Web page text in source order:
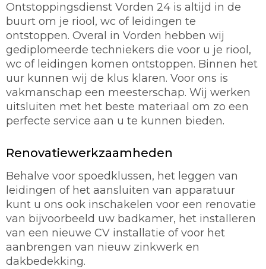
Ontstoppingsdienst Vorden 24 is altijd in de
buurt om je riool, wc of leidingen te
ontstoppen. Overal in Vorden hebben wij
gediplomeerde techniekers die voor u je riool,
wc of leidingen komen ontstoppen. Binnen het
uur kunnen wij de klus klaren. Voor ons is
vakmanschap een meesterschap. Wij werken
uitsluiten met het beste materiaal om zo een
perfecte service aan u te kunnen bieden.
Renovatiewerkzaamheden
Behalve voor spoedklussen, het leggen van
leidingen of het aansluiten van apparatuur
kunt u ons ook inschakelen voor een renovatie
van bijvoorbeeld uw badkamer, het installeren
van een nieuwe CV installatie of voor het
aanbrengen van nieuw zinkwerk en
dakbedekking.